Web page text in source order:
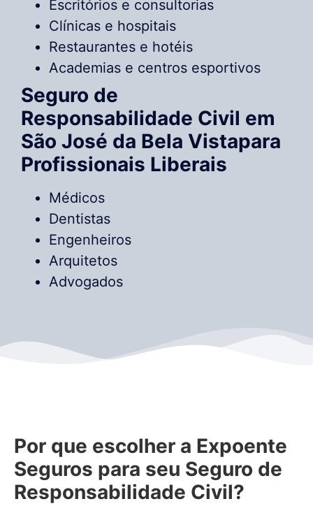
Escritórios e consultorias
Clínicas e hospitais
Restaurantes e hotéis
Academias e centros esportivos
Seguro de
Responsabilidade Civil em
São José da Bela Vistapara
Profissionais Liberais
Médicos
Dentistas
Engenheiros
Arquitetos
Advogados
Por que escolher a Expoente
Seguros para seu Seguro de
Responsabilidade Civil?